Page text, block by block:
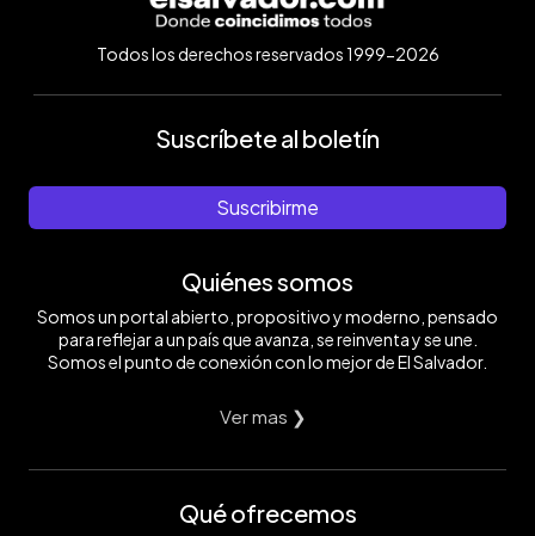
Todos los derechos reservados 1999-2026
Suscríbete al boletín
Suscribirme
Quiénes somos
Somos un portal abierto, propositivo y moderno, pensado
para reflejar a un país que avanza, se reinventa y se une.
Somos el punto de conexión con lo mejor de El Salvador.
Ver mas ❯
Qué ofrecemos